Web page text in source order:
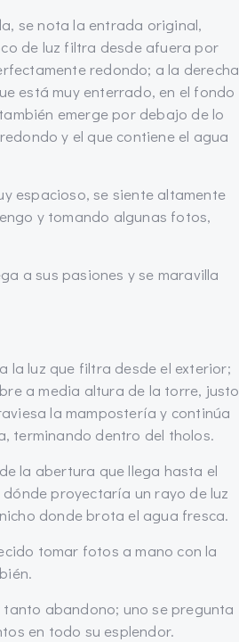
se nota la entrada original,
de luz filtra desde afuera por
redondo; a la derecha
está muy enterrado, en el fondo
emerge por debajo de lo
y el que contiene el agua
espacioso, se siente altamente
y tomando algunas fotos,
a sus pasiones y se maravilla
la luz que filtra desde el exterior;
a media altura de la torre, justo
la mampostería y continúa
terminando dentro del tholos.
la abertura que llega hasta el
proyectaría un rayo de luz
donde brota el agua fresca.
tomar fotos a mano con la
tanto abandono; uno se pregunta
en todo su esplendor.